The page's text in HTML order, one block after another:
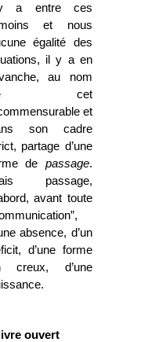
a entre ces
et nous
égalité des
il y a en
au nom
cet
et
son cadre
partage d’une
de passage.
passage,
avant toute
absence, d’un
d’une forme
creux, d’une
ouvert